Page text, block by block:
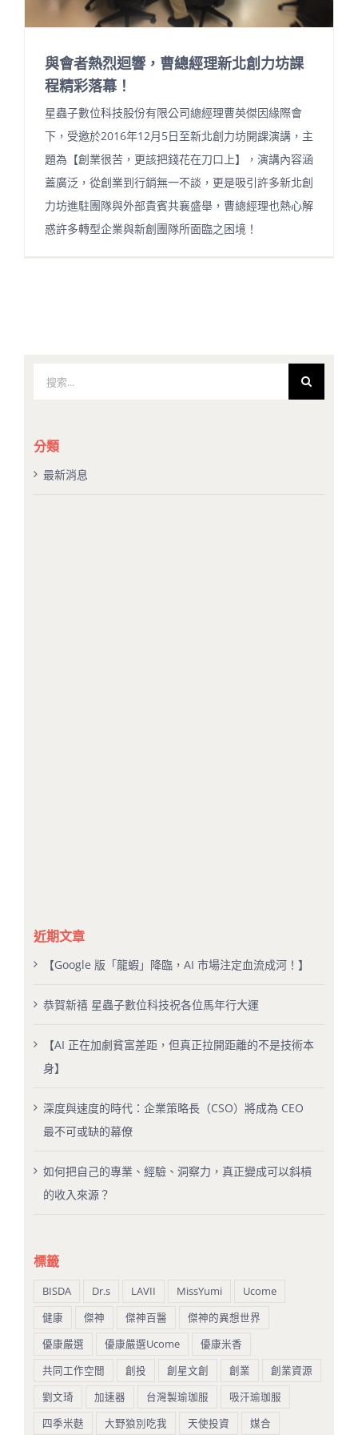
與會者熱烈迴響，曹總經理新北創力坊課
程精彩落幕！
星蟲子數位科技股份有限公司總經理曹英傑因緣際會
下，受邀於2016年12月5日至新北創力坊開課演講，主
題為【創業很苦，更該把錢花在刀口上】，演講內容涵
蓋廣泛，從創業到行銷無一不談，更是吸引許多新北創
力坊進駐團隊與外部貴賓共襄盛舉，曹總經理也熱心解
惑許多轉型企業與新創團隊所面臨之困境！
果：
分類
最新消息
近期文章
【Google 版「龍蝦」降臨，AI 市場注定血流成河！】
恭賀新禧 星蟲子數位科技祝各位馬年行大運
【AI 正在加劇貧富差距，但真正拉開距離的不是技術本
身】
深度與速度的時代：企業策略長（CSO）將成為 CEO
最不可或缺的幕僚
如何把自己的專業、經驗、洞察力，真正變成可以斜槓
的收入來源？
標籤
BISDA Dr.s LAVII MissYumi
Ucome
健康
傑神 傑神百醫
傑神的異想世界
優康嚴選
優康嚴選Ucome
優康米香
共同工作空間
創投 創星文創 創業
創業資源
劉文琦
加速器 台灣製瑜珈服
吸汗瑜珈服
四季米麩
大野狼別吃我 天使投資 媒合